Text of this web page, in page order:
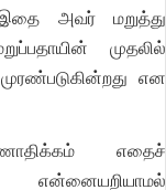
இதை அவர் மறுத்து
முதலில்
முரண்படுகின்றது என
எதைச்